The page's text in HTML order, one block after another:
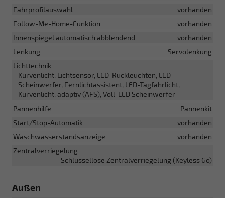
Fahrprofilauswahl
vorhanden
Follow-Me-Home-Funktion
vorhanden
Innenspiegel automatisch abblendend
vorhanden
Lenkung
Servolenkung
Lichttechnik
Kurvenlicht, Lichtsensor, LED-Rückleuchten, LED-
Scheinwerfer, Fernlichtassistent, LED-Tagfahrlicht,
Kurvenlicht, adaptiv (AFS), Voll-LED Scheinwerfer
Pannenhilfe
Pannenkit
Start/Stop-Automatik
vorhanden
Waschwasserstandsanzeige
vorhanden
Zentralverriegelung
Schlüssellose Zentralverriegelung (Keyless Go)
Außen